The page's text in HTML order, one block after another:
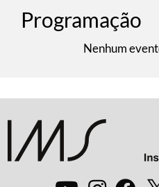
Programação
Nenhum